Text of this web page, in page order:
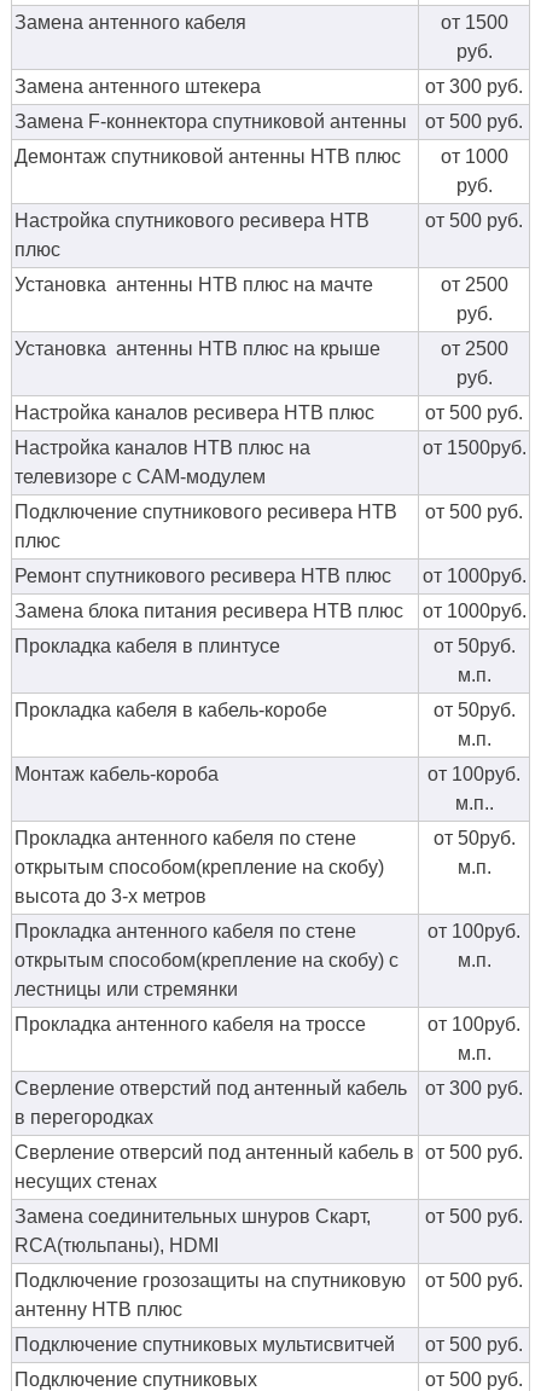
Замена антенного кабеля
от 1500
руб.
Замена антенного штекера
от 300 руб.
Замена F-коннектора спутниковой антенны
от 500 руб.
Демонтаж спутниковой антенны НТВ плюс
от 1000
руб.
Настройка спутникового ресивера НТВ
плюс
от 500 руб.
Установка антенны НТВ плюс на мачте
от 2500
руб.
Установка антенны НТВ плюс на крыше
от 2500
руб.
Настройка каналов ресивера НТВ плюс
от 500 руб.
Настройка каналов НТВ плюс на
телевизоре с CAM-модулем
от 1500руб.
Подключение спутникового ресивера НТВ
плюс
от 500 руб.
Ремонт спутникового ресивера НТВ плюс
от 1000руб.
Замена блока питания ресивера НТВ плюс
от 1000руб.
Прокладка кабеля в плинтусе
от 50руб.
м.п.
Прокладка кабеля в кабель-коробе
от 50руб.
м.п.
Монтаж кабель-короба
от 100руб.
м.п..
Прокладка антенного кабеля по стене
открытым способом(крепление на скобу)
высота до 3-х метров
от 50руб.
м.п.
Прокладка антенного кабеля по стене
открытым способом(крепление на скобу) с
лестницы или стремянки
от 100руб.
м.п.
Прокладка антенного кабеля на троссе
от 100руб.
м.п.
Сверление отверстий под антенный кабель
в перегородках
от 300 руб.
Сверление отверсий под антенный кабель в
несущих стенах
от 500 руб.
Замена соединительных шнуров Скарт,
RCA(тюльпаны), HDMI
от 500 руб.
Подключение грозозащиты на спутниковую
антенну НТВ плюс
от 500 руб.
Подключение спутниковых мультисвитчей
от 500 руб.
Подключение спутниковых
от 500 руб.